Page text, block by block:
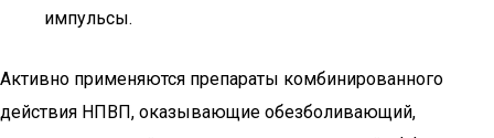
импульсы.
Активно применяются препараты комбинированного
действия НПВП, оказывающие обезболивающий,